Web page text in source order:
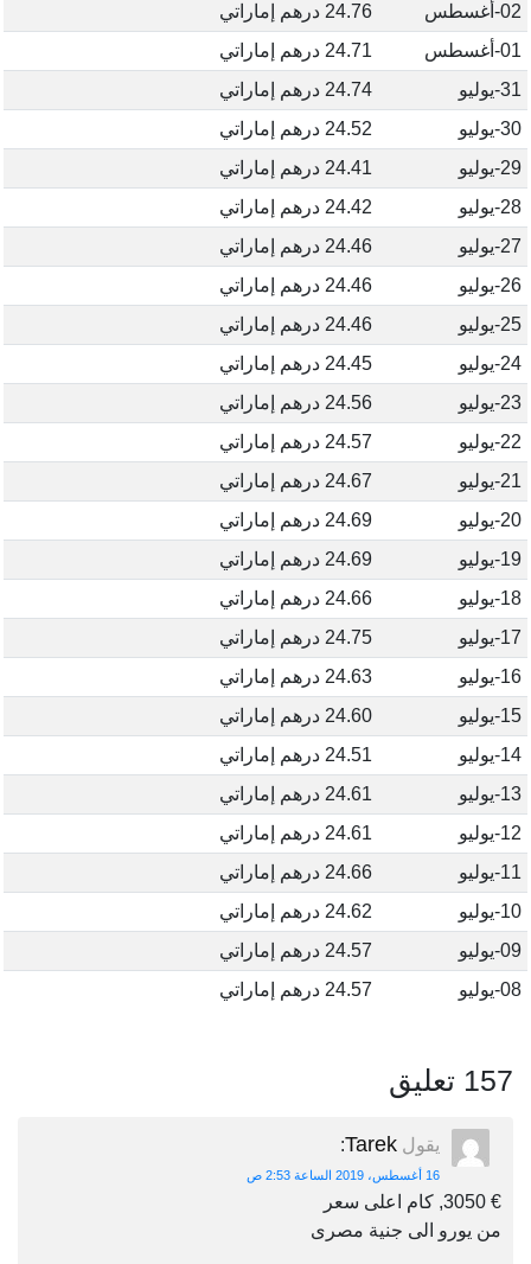
02-أغسطس
24.76 درهم إماراتي
01-أغسطس
24.71 درهم إماراتي
31-يوليو
24.74 درهم إماراتي
30-يوليو
24.52 درهم إماراتي
29-يوليو
24.41 درهم إماراتي
28-يوليو
24.42 درهم إماراتي
27-يوليو
24.46 درهم إماراتي
26-يوليو
24.46 درهم إماراتي
25-يوليو
24.46 درهم إماراتي
24-يوليو
24.45 درهم إماراتي
23-يوليو
24.56 درهم إماراتي
22-يوليو
24.57 درهم إماراتي
21-يوليو
24.67 درهم إماراتي
20-يوليو
24.69 درهم إماراتي
19-يوليو
24.69 درهم إماراتي
18-يوليو
24.66 درهم إماراتي
17-يوليو
24.75 درهم إماراتي
16-يوليو
24.63 درهم إماراتي
15-يوليو
24.60 درهم إماراتي
14-يوليو
24.51 درهم إماراتي
13-يوليو
24.61 درهم إماراتي
12-يوليو
24.61 درهم إماراتي
11-يوليو
24.66 درهم إماراتي
10-يوليو
24.62 درهم إماراتي
09-يوليو
24.57 درهم إماراتي
08-يوليو
24.57 درهم إماراتي
157 تعليق
يقول Tarek
:
16 أغسطس، 2019 الساعة 2:53 ص
€ 3050, كام اعلى سعر
من يورو الى جنية مصرى